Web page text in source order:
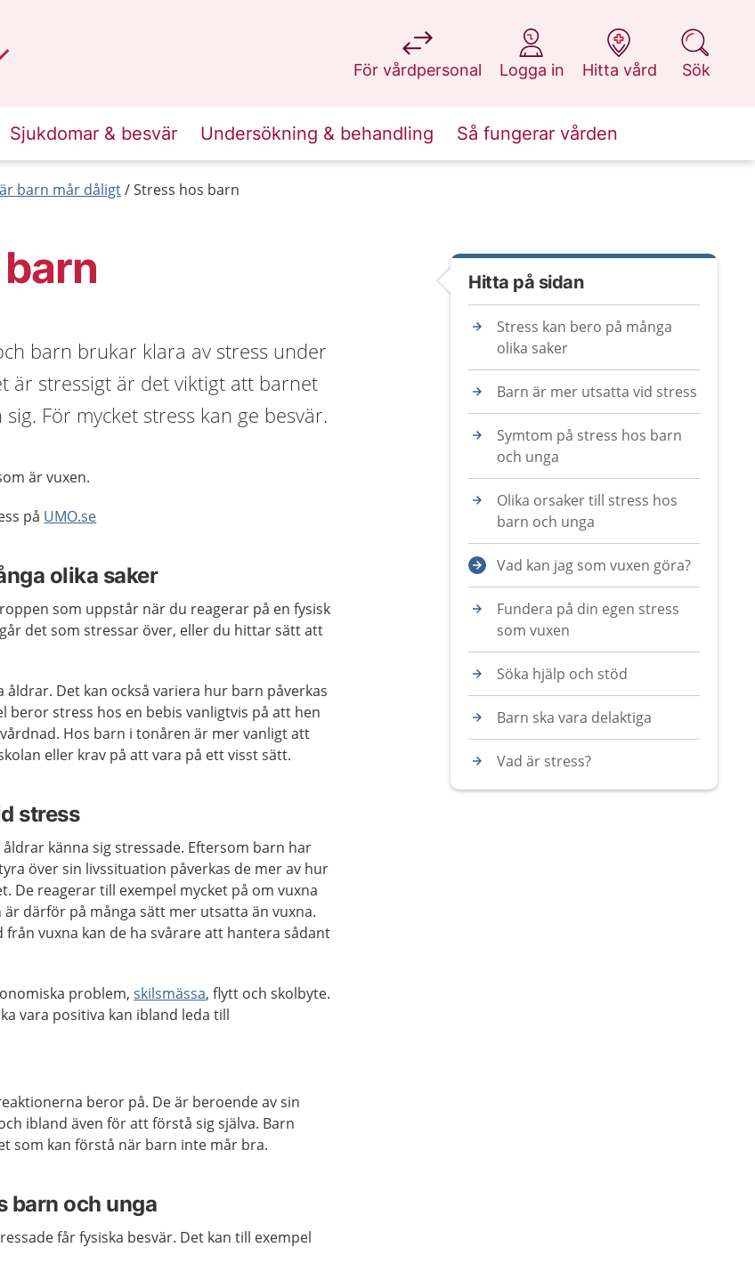
För vårdpersonal
på 1177.se
Logga in
på 1177.se
Hitta vård
på 1177.se
Sök
på 1177.se
Sjukdomar & besvär Undersökning & behandling Så fungerar vården
barn mår dåligt Stress hos barn
barn brukar klara av stress under
är stressigt är det viktigt att barnet
För mycket stress kan ge besvär.
är vuxen.
på UMO.se
olika saker
som uppstår när du reagerar på en fysisk
det som stressar över, eller du hittar sätt att
åldrar. Det kan också variera hur barn påverkas
beror stress hos en bebis vanligtvis på att hen
Hos barn i tonåren är mer vanligt att
eller krav på att vara på ett visst sätt.
stress
känna sig stressade. Eftersom barn har
över sin livssituation påverkas de mer av hur
De reagerar till exempel mycket på om vuxna
därför på många sätt mer utsatta än vuxna.
vuxna kan de ha svårare att hantera sådant
problem,skilsmässa, flytt och skolbyte.
vara positiva kan ibland leda till
beror på. De är beroende av sin
ibland även för att förstå sig själva. Barn
som kan förstå när barn inte mår bra.
barn och unga
får fysiska besvär. Det kan till exempel
Hitta på sidan
Stress kan bero på många
olika saker
Barn är mer utsatta vid stress
Symtom på stress hos barn
och unga
Olika orsaker till stress hos
barn och unga
Vad kan jag som vuxen göra?
Fundera på din egen stress
som vuxen
Söka hjälp och stöd
Barn ska vara delaktiga
Vad är stress?